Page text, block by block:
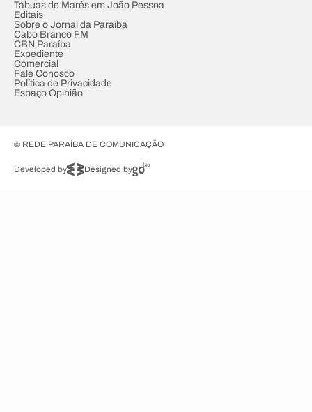
Tábuas de Marés em João Pessoa
Editais
Sobre o Jornal da Paraíba
Cabo Branco FM
CBN Paraíba
Expediente
Comercial
Fale Conosco
Política de Privacidade
Espaço Opinião
© REDE PARAÍBA DE COMUNICAÇÃO
Developed by Designed by